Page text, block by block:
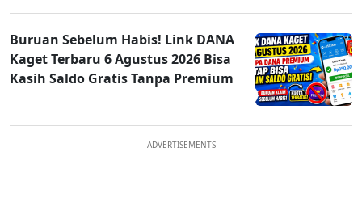
Buruan Sebelum Habis! Link DANA
Kaget Terbaru 6 Agustus 2026 Bisa
Kasih Saldo Gratis Tanpa Premium
ADVERTISEMENTS